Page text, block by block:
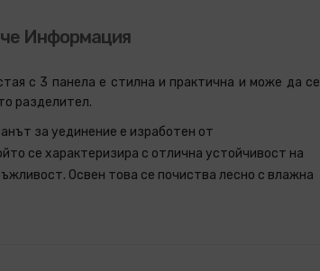
с 3 панела е стилна и практична и може да се
разделител.
за уединение е изработен от
се характеризира с отлична устойчивост на
Освен това се почиства лесно с влажна
Информация